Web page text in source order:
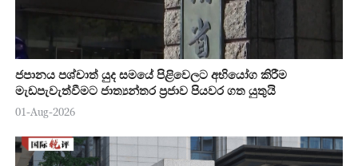
ජපානය පශ්චාත් යුද සමයේ පිළිවෙලට අභියෝග කිරීම
මැඩපැවැත්වීමට ජාත්‍යන්තර ප්‍රජාව පියවර ගත යුතුයි
01-Aug-2026